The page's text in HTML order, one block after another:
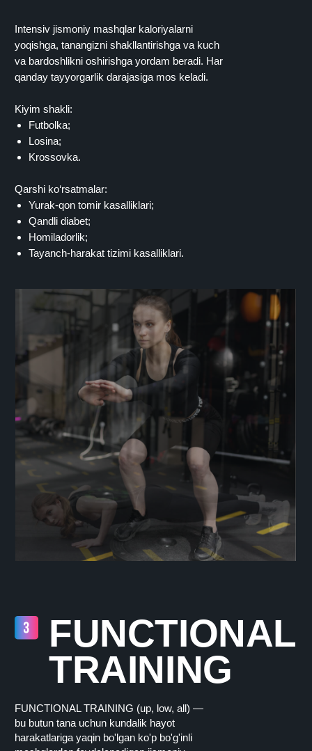
Intensiv jismoniy mashqlar kaloriyalarni
yoqishga, tanangizni shakllantirishga va kuch
va bardoshlikni oshirishga yordam beradi. Har
qanday tayyorgarlik darajasiga mos keladi.
Kiyim shakli:
Futbolka;
Losina;
Krossovka.
Qarshi ko‘rsatmalar:
Yurak-qon tomir kasalliklari;
Qandli diabet;
Homiladorlik;
Tayanch-harakat tizimi kasalliklari.
FUNCTIONAL
TRAINING
FUNCTIONAL TRAINING (up, low, all) —
bu butun tana uchun kundalik hayot
harakatlariga yaqin bo'lgan ko'p bo'g'inli